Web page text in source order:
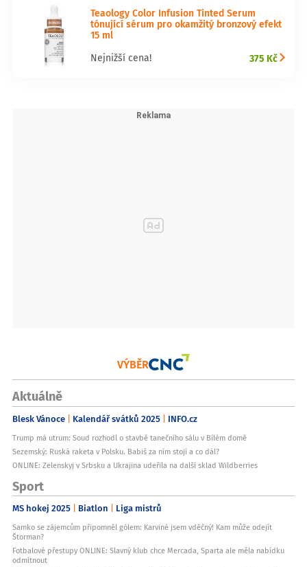
Teaology Color Infusion Tinted Serum
tónující sérum pro okamžitý bronzový efekt
15 ml
Nejnižší cena! 375 Kč
VÝBĚR
Aktuálně
Blesk Vánoce Kalendář svátků 2025 INFO.cz
Trump má utrum: Soud rozhodl o stavbě tanečního sálu v Bílém domě
Sezemský: Ruská raketa v Polsku. Babiš za ním stojí a co dál?
ONLINE: Zelenskyj v Srbsku a Ukrajina udeřila na další sklad Wildberries
Sport
MS hokej 2025 Biatlon Liga mistrů
Samko se zájemcům připomněl gólem: Karviné jsem vděčný! Kam může odejít
Štorman?
Fotbalové přestupy ONLINE: Slavný klub chce Mercada, Sparta ale měla nabídku
odmítnout